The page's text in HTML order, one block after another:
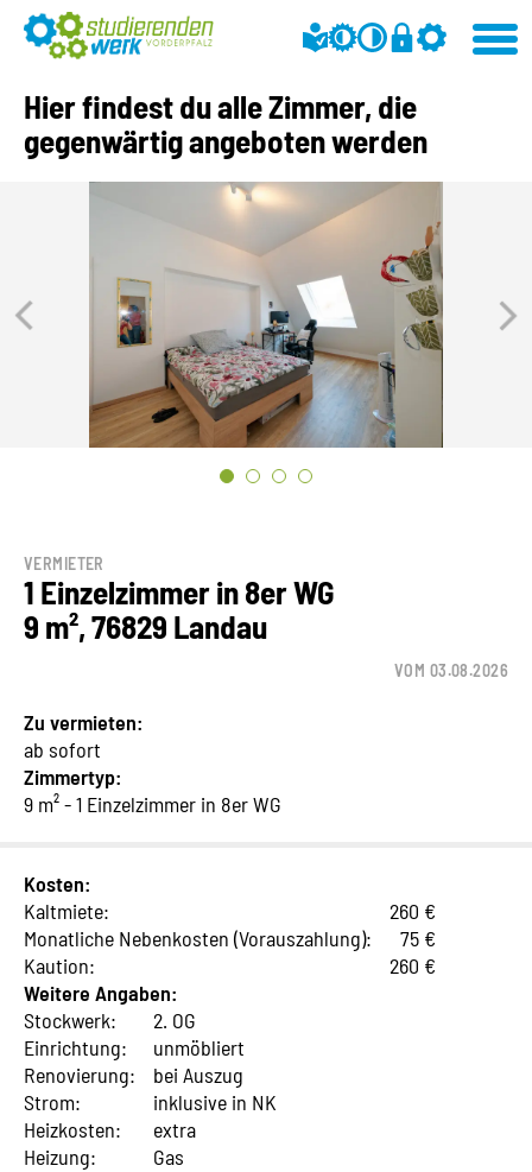
Hier findest du alle Zimmer, die
gegenwärtig angeboten werden
VERMIETER
1 Einzelzimmer in 8er WG
9 m², 76829 Landau
VOM 03.08.2026
Zu vermieten:
ab sofort
Zimmertyp:
9 m² - 1 Einzelzimmer in 8er WG
Kosten:
Kaltmiete:
260 €
Monatliche Nebenkosten (Vorauszahlung):
75 €
Kaution:
260 €
Weitere Angaben:
Stockwerk:
2. OG
Einrichtung:
unmöbliert
Renovierung:
bei Auszug
Strom:
inklusive in NK
Heizkosten:
extra
Heizung:
Gas